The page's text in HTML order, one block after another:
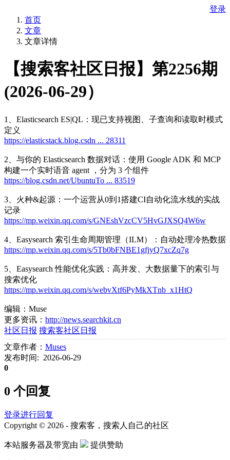
登录
首页
文章
文章详情
【搜索客社区日报】第2256期
(2026-06-29）
1、Elasticsearch ES|QL：现已支持视图、子查询和读取时模式
定义
https://elasticstack.blog.csdn ... 28311
2、与你的 Elasticsearch 数据对话：使用 Google ADK 和 MCP
构建一个实时语音 agent ，分为 3 个组件
https://blog.csdn.net/UbuntuTo ... 83519
3、火种&起源：一个运营从0到1搭建CI自动化流水线的实战
记录
https://mp.weixin.qq.com/s/GNEshVzcCV5HvGJXSQ4W6w
4、Easysearch 索引生命周期管理（ILM）：自动处理冷热数据
https://mp.weixin.qq.com/s/5Tb0bFNBE1gfjyQ7xcZq7g
5、Easysearch 性能优化实践：高并发、大数据量下的索引与
搜索优化
https://mp.weixin.qq.com/s/webvXtf6PyMkXTnb_x1HtQ
编辑：Muse
更多资讯： http://news.searchkit.cn
社区日报 搜索客社区日报
文章作者： Muses
发布时间: 2026-06-29
0
0 个回复
登录进行回复
Copyright © 2026 - 搜索客，搜索人自己的社区
本站服务器及带宽由 提供赞助